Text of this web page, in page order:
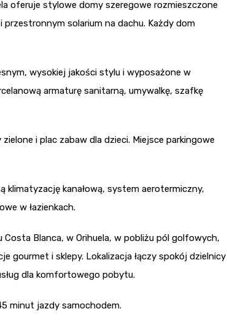
oferuje stylowe domy szeregowe rozmieszczone
solarium na dachu. Każdy dom
wysokiej jakości stylu i wyposażone w
armaturę sanitarną, umywalkę, szafkę
i plac zabaw dla dzieci. Miejsce parkingowe
kanałową, system aerotermiczny,
w łazienkach.
Blanca, w Orihuela, w pobliżu pól golfowych,
gourmet i sklepy. Lokalizacja łączy spokój dzielnicy
dla komfortowego pobytu.
minut jazdy samochodem.